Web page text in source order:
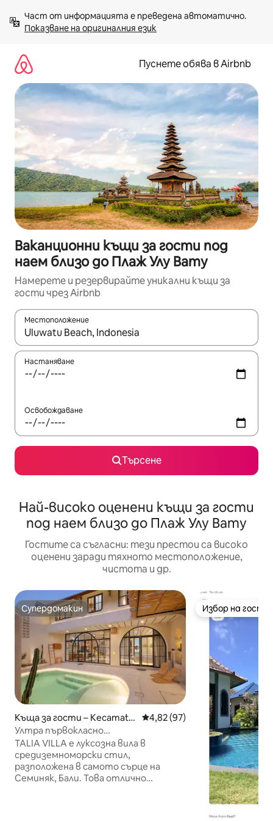
към
съдържанието
Показване на оригиналния език
Пуснете обява в Airbnb
Ваканционни къщи за гости под
наем близо до Плаж Улу Вату
Намерете и резервирайте уникални къщи за
гости чрез Airbnb
Местоположение
Когато резултатите се покажат, използвайте
Настаняване
Освобождаване
Търсене
Най-високо оценени къщи за гости
под наем близо до Плаж Улу Вату
Гостите са съгласни: тези престои са високо
оценени заради тяхното местоположение,
чистота и др.
Супердомакин
Супердомакин
Къща за гости – Kecamata
n Kuta Utara
Средна оценка: 4,82 от 5,
4,82 (97)
Ултра първокласно
местоположение – стилно 3BR –
Семиняк
TALIA VILLA е луксозна вила в
средиземноморски стил,
разположена в самото сърце на
Семиняк, Бали. Това отлично
Избор на
Избор на